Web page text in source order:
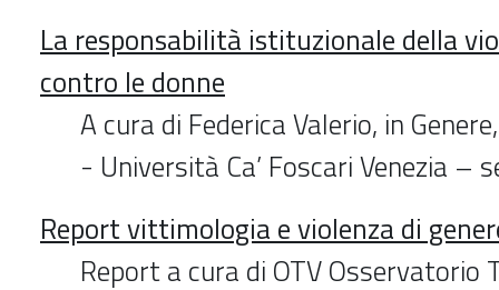
La responsabilità istituzionale della
contro le donne
A cura di Federica Valerio, in
- Università Ca’ Foscari Venezia –
Report vittimologia e violenza di
Report a cura di OTV Osservatorio